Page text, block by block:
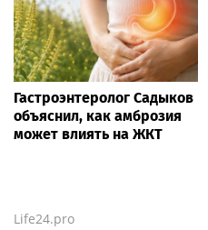
Гастроэнтеролог Садыков
объяснил, как амброзия
может влиять на ЖКТ
Life24.pro